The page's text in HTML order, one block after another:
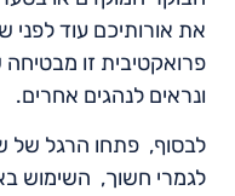
את אורותיכם עוד לפני
פרואקטיבית זו
ונראים לנהגים אחרים.
לבסוף, פתחו הרגל של
לגמרי חשוך, השימוש